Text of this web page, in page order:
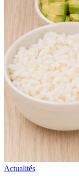
Actualités